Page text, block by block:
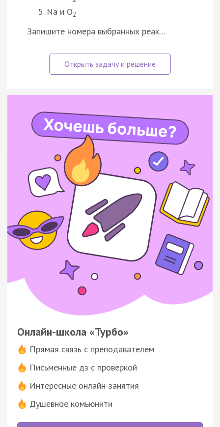
Na и O2
Запишите номера выбранных реак…
Онлайн-школа «Турбо»
Прямая связь с преподавателем
Письменные дз с проверкой
Интересные онлайн-занятия
Душевное комьюнити